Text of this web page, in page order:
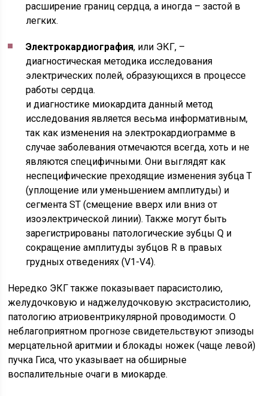
расширение границ сердца, а иногда – застой в
легких.
Электрокардиография, или ЭКГ, –
диагностическая методика исследования
электрических полей, образующихся в процессе
работы сердца.
и диагностике миокардита данный метод
исследования является весьма информативным,
так как изменения на электрокардиограмме в
случае заболевания отмечаются всегда, хоть и не
являются специфичными. Они выглядят как
неспецифические преходящие изменения зубца T
(уплощение или уменьшением амплитуды) и
сегмента ST (смещение вверх или вниз от
изоэлектрической линии). Также могут быть
зарегистрированы патологические зубцы Q и
сокращение амплитуды зубцов R в правых
грудных отведениях (V1-V4).
Нередко ЭКГ также показывает парасистолию,
желудочковую и наджелудочковую экстрасистолию,
патологию атриовентрикулярной проводимости. О
неблагоприятном прогнозе свидетельствуют эпизоды
мерцательной аритмии и блокады ножек (чаще левой)
пучка Гиса, что указывает на обширные
воспалительные очаги в миокарде.